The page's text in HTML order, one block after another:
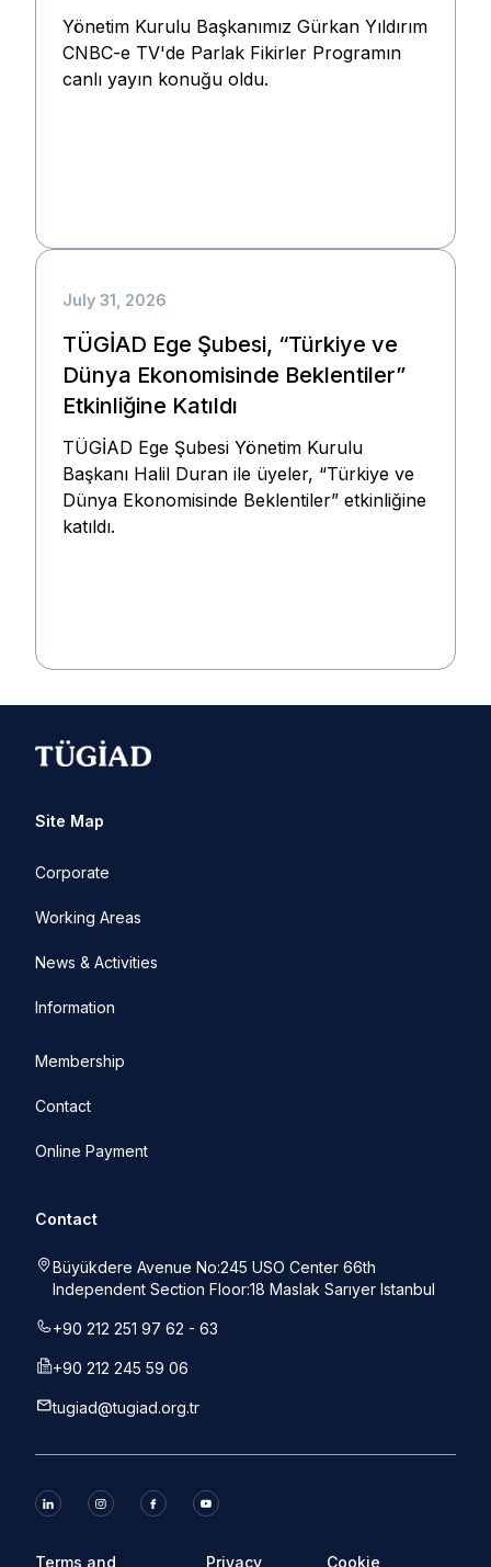
Yönetim Kurulu Başkanımız Gürkan Yıldırım
CNBC-e TV'de Parlak Fikirler Programın
canlı yayın konuğu oldu.
July 31, 2026
TÜGİAD Ege Şubesi, “Türkiye ve
Dünya Ekonomisinde Beklentiler”
Etkinliğine Katıldı
TÜGİAD Ege Şubesi Yönetim Kurulu
Başkanı Halil Duran ile üyeler, “Türkiye ve
Dünya Ekonomisinde Beklentiler” etkinliğine
katıldı.
Site Map
Corporate
Working Areas
News & Activities
Information
Membership
Contact
Online Payment
Contact
Büyükdere Avenue No:245 USO Center 66th
Independent Section Floor:18 Maslak Sarıyer Istanbul
+90 212 251 97 62 - 63
+90 212 245 59 06
tugiad@tugiad.org.tr
Terms and Privacy Cookie